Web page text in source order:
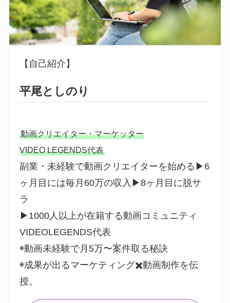
【自己紹介】
平尾としのり
動画クリエイター・マーケッター
VIDEO LEGENDS代表
副業・未経験で動画クリエイターを始める▶︎6
ヶ月目には毎月60万の収入▶︎8ヶ月目に脱サ
ラ
▶︎1000人以上が在籍する動画コミュニティ
VIDEOLEGENDS代表
◉動画未経験で月5万〜案件取る秘訣
◉成果が出るマーケティング✖️動画制作を伝
授。